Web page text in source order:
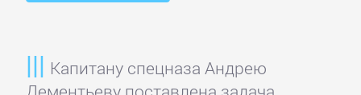
Капитану спецназа Андрею
прикладная
и